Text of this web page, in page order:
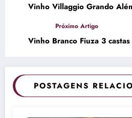
Vinho Villaggio Grando
Vinho Branco Fiuza 3
POSTAGENS